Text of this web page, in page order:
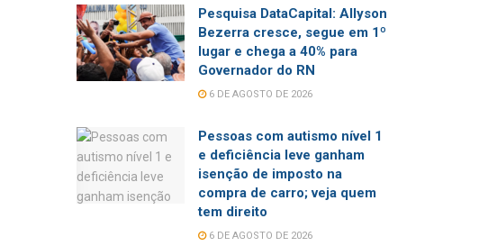
Pesquisa DataCapital: Allyson
Bezerra cresce, segue em 1º
lugar e chega a 40% para
Governador do RN
6 DE AGOSTO DE 2026
Pessoas com autismo nível 1
e deficiência leve ganham
isenção de imposto na
compra de carro; veja quem
tem direito
6 DE AGOSTO DE 2026